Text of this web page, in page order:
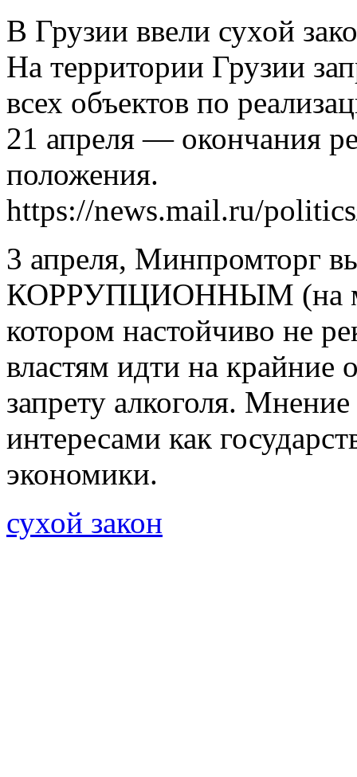
В Грузии ввели сухой
На территории Грузии
всех объектов по
21 апреля ― окончания
положения.
https://news.mail.ru/
3 апреля, Минпромторг
КОРРУПЦИОННЫМ (на
котором настойчиво не
властям идти на крайние
запрету алкоголя.
интересами как
экономики.
сухой закон